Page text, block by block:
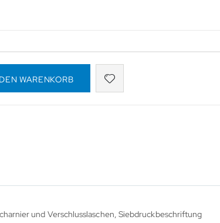
WARENKORB
und Verschlusslaschen, Siebdruckbeschriftung